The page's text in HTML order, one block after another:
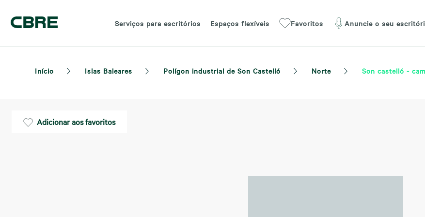
Serviços para escritórios Espaços flexíveis Favoritos Anuncie o seu
Início Islas Baleares Polígon industrial de Son Castelló Norte Son castelló -
Adicionar aos favoritos